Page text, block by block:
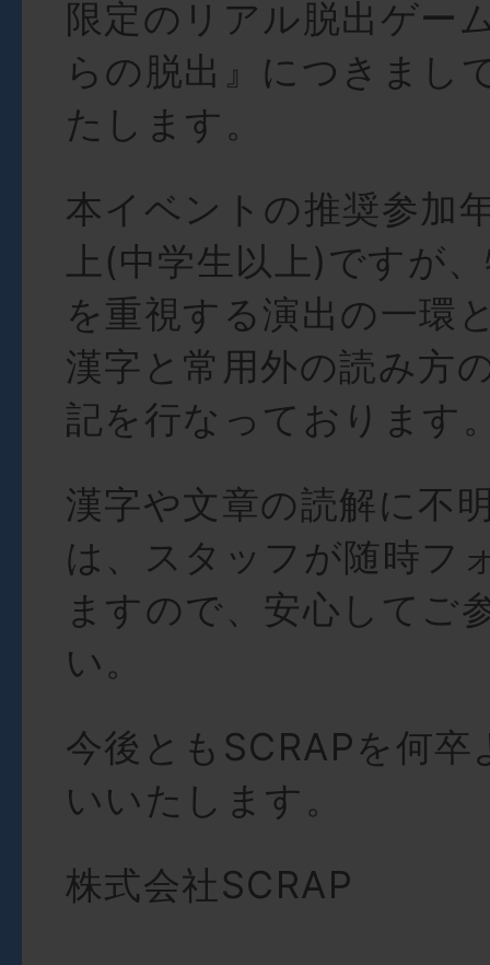
限定のリアル脱出ゲー
らの脱出』につきまし
たします。
本イベントの推奨参加
上(中学生以上)ですが
を重視する演出の一環
漢字と常用外の読み方
記を行なっております
漢字や文章の読解に不
は、スタッフが随時フ
ますので、安心してご
い。
今後ともSCRAPを何卒
いいたします。
株式会社SCRAP